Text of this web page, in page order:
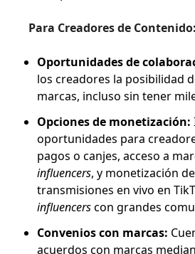
Para Creadores de Contenido:
Oportunidades de
los creadores la posibilidad
marcas, incluso sin tener
Opciones de monetización:
oportunidades para
pagos o canjes, acceso a
influencers, y monetización
transmisiones en vivo en
influencerscon grandes
Convenios con marcas:
acuerdos con marcas